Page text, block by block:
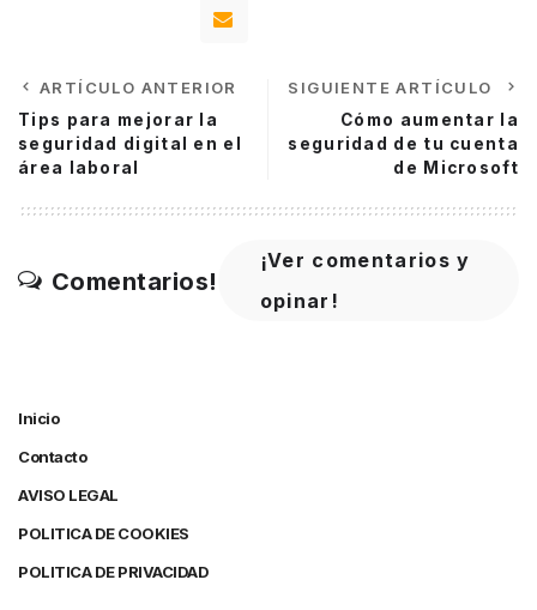
ARTÍCULO ANTERIOR
Tips para mejorar la
seguridad digital en el
área laboral
SIGUIENTE ARTÍCULO
Cómo aumentar la
seguridad de tu cuenta
de Microsoft
Comentarios!
¡Ver comentarios y
opinar!
Inicio
Contacto
AVISO LEGAL
POLITICA DE COOKIES
POLITICA DE PRIVACIDAD